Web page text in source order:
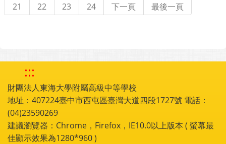
21
22 23 24 下一頁 最後一頁
:::
財團法人東海大學附屬高級中等學校
地址：407224臺中市西屯區臺灣大道四段1727號 電話：
(04)23590269
建議瀏覽器：Chrome，Firefox，IE10.0以上版本 ( 螢幕最
佳顯示效果為1280*960 )